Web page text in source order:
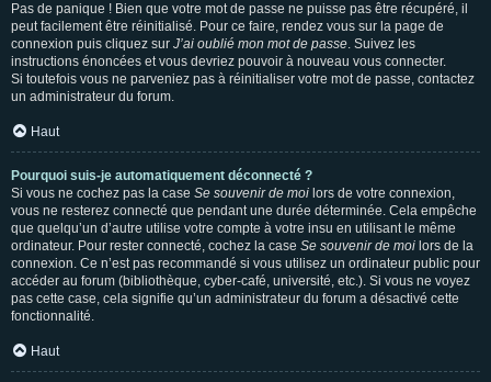
Pas de panique ! Bien que votre mot de passe ne puisse pas être récupéré, il
peut facilement être réinitialisé. Pour ce faire, rendez vous sur la page de
connexion puis cliquez sur J’ai oublié mon mot de passe. Suivez les
instructions énoncées et vous devriez pouvoir à nouveau vous connecter.
Si toutefois vous ne parveniez pas à réinitialiser votre mot de passe, contactez
un administrateur du forum.
Haut
Pourquoi suis-je automatiquement déconnecté ?
Si vous ne cochez pas la case Se souvenir de moi lors de votre connexion,
vous ne resterez connecté que pendant une durée déterminée. Cela empêche
que quelqu’un d’autre utilise votre compte à votre insu en utilisant le même
ordinateur. Pour rester connecté, cochez la case Se souvenir de moi lors de la
connexion. Ce n’est pas recommandé si vous utilisez un ordinateur public pour
accéder au forum (bibliothèque, cyber-café, université, etc.). Si vous ne voyez
pas cette case, cela signifie qu’un administrateur du forum a désactivé cette
fonctionnalité.
Haut